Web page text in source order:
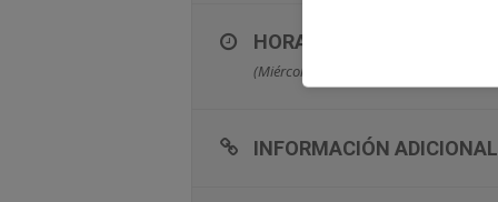
HORA
(Miércoles) 16:30 - 19:45
INFORMACIÓN ADICIONAL